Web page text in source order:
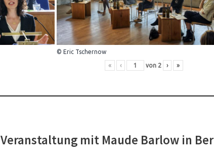
© Eric Tschernow
« ‹ von 2 › »
Veranstaltung mit Maude Barlow in